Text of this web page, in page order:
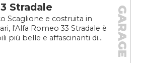
Stradale
Scaglione e costruita in
l'Alfa Romeo 33 Stradale è
più belle e affascinanti di...
GARAGE